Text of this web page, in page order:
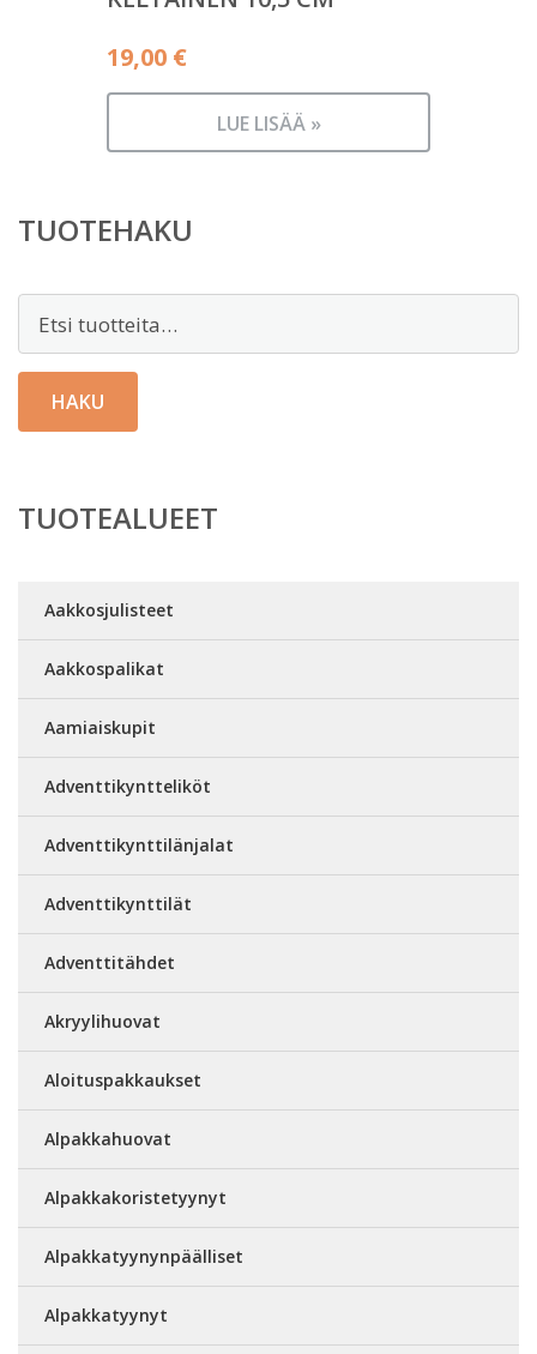
19,00 €
LUE LISÄÄ »
TUOTEHAKU
HAKU
TUOTEALUEET
Aakkosjulisteet
Aakkospalikat
Aamiaiskupit
Adventtikyntteliköt
Adventtikynttilänjalat
Adventtikynttilät
Adventtitähdet
Akryylihuovat
Aloituspakkaukset
Alpakkahuovat
Alpakkakoristetyynyt
Alpakkatyynynpäälliset
Alpakkatyynyt